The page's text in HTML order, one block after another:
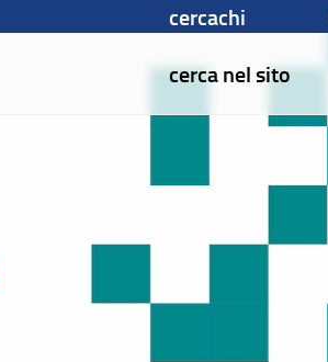
cercachi
cerca nel sito